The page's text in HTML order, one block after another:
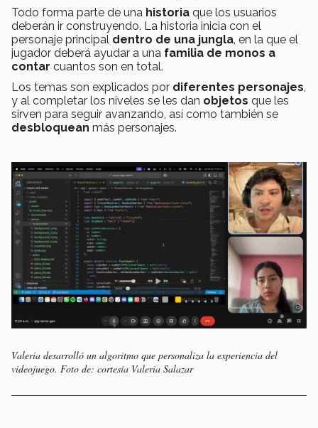
Todo forma parte de una historia que los usuarios
deberán ir construyendo. La historia inicia con el
personaje principal dentro de una jungla , en la que el
jugador deberá ayudar a una familia de monos a
contar cuantos son en total.
Los temas son explicados por diferentes personajes
y al completar los niveles se les dan objetos que les
sirven para seguir avanzando, así como también se
desbloquean más personajes.
Valeria desarrolló un algoritmo que personaliza la experiencia del
videojuego. Foto de: cortesía Valeria Salazar